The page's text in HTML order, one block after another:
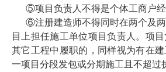
⑤项目负责人不得是个体工商户
⑥注册建造师不得同时在两个及
目上担任施工单位项目负责人。项
其它工程中履职的，同样视为有在
一项目分段发包或分期施工且不超过